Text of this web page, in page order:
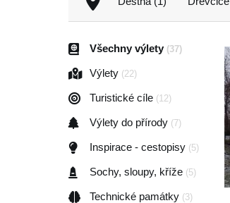
Všechny výlety (37)
Výlety (22)
Turistické cíle (12)
Výlety do přírody (7)
Inspirace - cestopisy (5)
Sochy, sloupy, kříže (5)
Technické památky (3)